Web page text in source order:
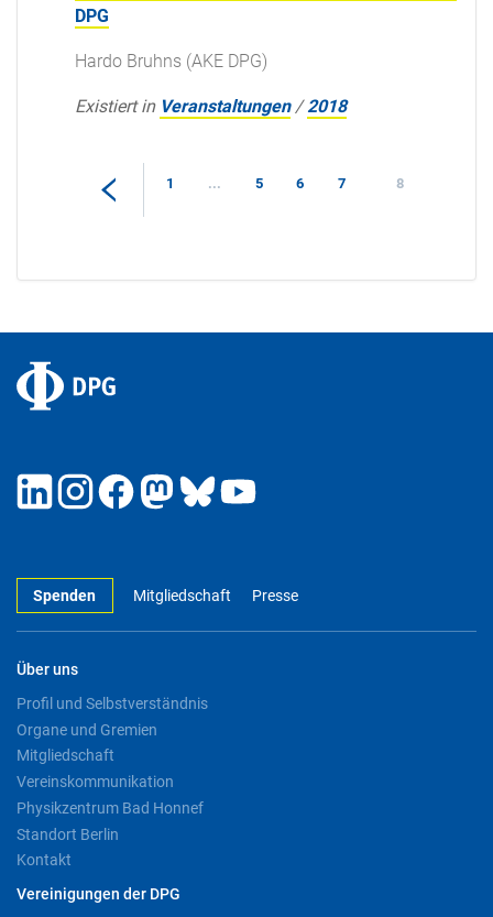
DPG
Hardo Bruhns (AKE DPG)
Existiert in Veranstaltungen /2018
1 ... 5 6 7 8
Spenden Mitgliedschaft Presse
Über uns
Profil und Selbstverständnis
Organe und Gremien
Mitgliedschaft
Vereinskommunikation
Physikzentrum Bad Honnef
Standort Berlin
Kontakt
Vereinigungen der DPG